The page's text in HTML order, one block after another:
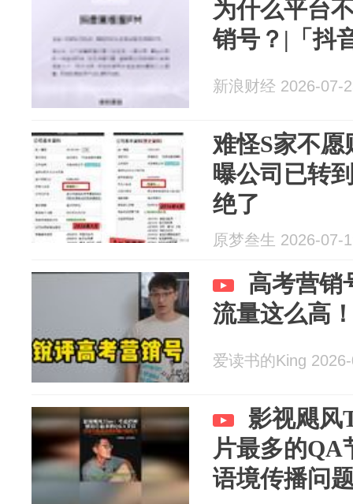
为什么平台
销号？|「抖
新浪财经 2026-07-
难怪S家不
曝公司已转
绝了
原梦叁生 2026-07-
高考营销
流量这么高
爱读书的King
影视飓风
片最多的QA
语境传播问